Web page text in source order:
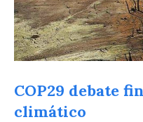
COP29 debate
climático